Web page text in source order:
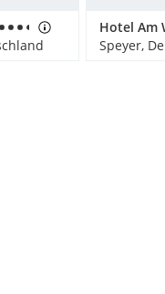
Hotel Am
Speyer,